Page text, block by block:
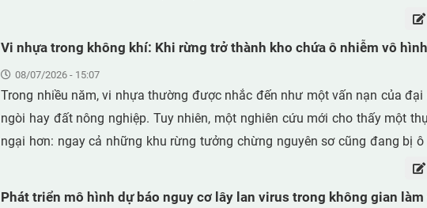
trong mẫu nước theo thời gian thực. Thiết bị có độ nhạy đáp ứng các tiêu
hành của Cơ quan Bảo vệ Môi trường Hoa Kỳ (EPA), đồng thời hướng tới
chi phí và thời gian phân tích so với các phương pháp truyền thống.
Vi nhựa trong không khí: Khi rừng trở thành kho chứa ô nhiễm vô hình
08/07/2026 - 15:07
Trong nhiều năm, vi nhựa thường được nhắc đến như một vấn nạn của đại
ngòi hay đất nông nghiệp. Tuy nhiên, một nghiên cứu mới cho thấy một
ngại hơn: ngay cả những khu rừng tưởng chừng nguyên sơ cũng đang bị ô
nhựa - không phải từ mặt đất, mà từ không khí. Những hạt nhựa siêu nhỏ
xuống từ bầu trời, tích tụ dần và trở thành một dạng ô nhiễm “vô hình”
Phát triển mô hình dự báo nguy cơ lây lan virus trong không gian